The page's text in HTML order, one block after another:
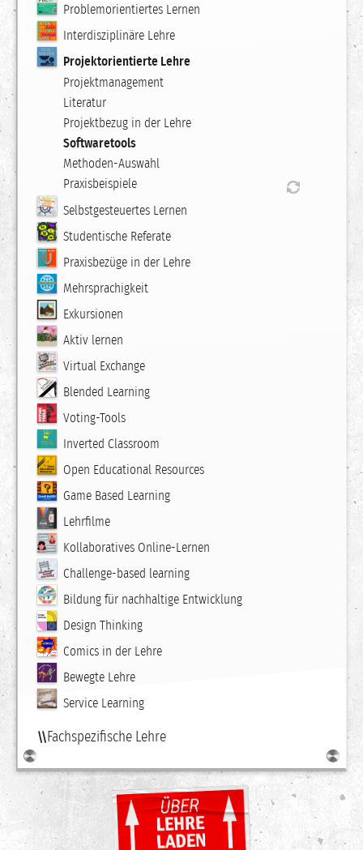
Problemorientiertes Lernen
Interdisziplinäre Lehre
Projektorientierte Lehre
Projektmanagement
Literatur
Projektbezug in der Lehre
Softwaretools
Methoden-Auswahl
Praxisbeispiele
Selbstgesteuertes Lernen
Studentische Referate
Praxisbezüge in der Lehre
Mehrsprachigkeit
Exkursionen
Aktiv lernen
Virtual Exchange
Blended Learning
Voting-Tools
Inverted Classroom
Open Educational Resources
Game Based Learning
Lehrfilme
Kollaboratives Online-Lernen
Challenge-based learning
Bildung für nachhaltige Entwicklung
Design Thinking
Comics in der Lehre
Bewegte Lehre
Service Learning
Fachspezifische Lehre